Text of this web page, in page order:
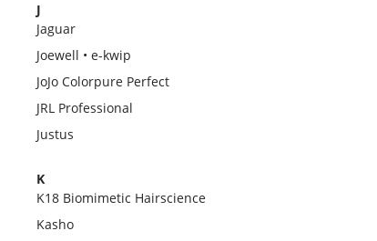
J
Jaguar
Joewell • e-kwip
JoJo Colorpure Perfect
JRL Professional
Justus
K
K18 Biomimetic Hairscience
Kasho